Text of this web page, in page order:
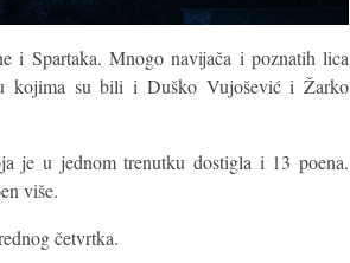
i Spartaka. Mnogo navijača i poznatih lica
kojima su bili i Duško Vujošević i Žarko
je u jednom trenutku dostigla i 13 poena.
više.
četvrtka.